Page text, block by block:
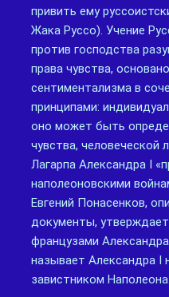
привить ему
Жака Руссо). Учение
против господства
права чувства,
сентиментализма в
принципами:
оно может быть
чувства, человеческой
Лагарпа Александра I
наполеоновскими
Евгений Понасенков,
документы,
французами
называет Александра I
завистником Наполеона.